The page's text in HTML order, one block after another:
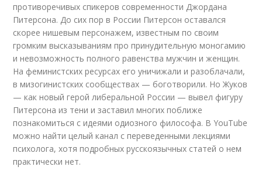
противоречивых спикеров современности Джордана
Питерсона. До сих пор в России Питерсон оставался
скорее нишевым персонажем, известным по своим
громким высказываниям про принудительную моногамию
и невозможность полного равенства мужчин и женщин.
На феминистских ресурсах его уничижали и разоблачали,
в мизогинистских сообществах — боготворили. Но Жуков
— как новый герой либеральной России — вывел фигуру
Питерсона из тени и заставил многих поближе
познакомиться с идеями одиозного философа. В YouTube
можно найти целый канал с переведенными лекциями
психолога, хотя подробных русскоязычных статей о нем
практически нет.